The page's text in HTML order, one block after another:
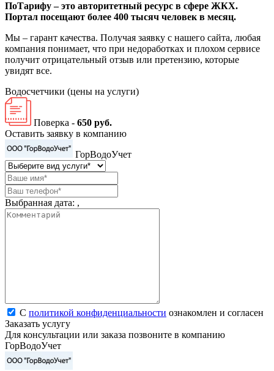
ПоТарифу – это авторитетный ресурс в сфере ЖКХ.
Портал посещают более 400 тысяч человек в месяц.
Мы – гарант качества. Получая заявку с нашего сайта, любая
компания понимает, что при недоработках и плохом сервисе
получит отрицательный отзыв или претензию, которые
увидят все.
Водосчетчики (цены на услуги)
Поверка - 650 руб.
Оставить заявку в компанию
ГорВодоУчет
Выбранная дата: ,
С политикой конфиденциальности ознакомлен и согласен
Заказать услугу
Для консультации или заказа позвоните в компанию
ГорВодоУчет